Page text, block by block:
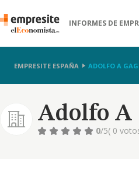
INFORMES DE
EMPRESITE ESPAÑA ADOLFO A
Adolfo A
0/5( 0